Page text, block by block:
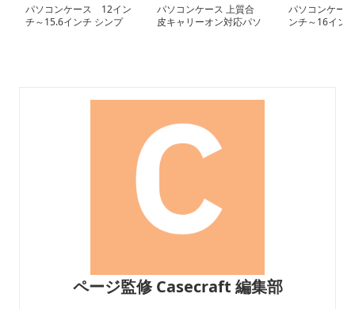
パソコンケース 12イン
チ～15.6インチ シンプ
パソコンケース 上質合
皮キャリーオン対応パソ
パソコンケー
ンチ～16イン
ページ監修 Casecraft 編集部